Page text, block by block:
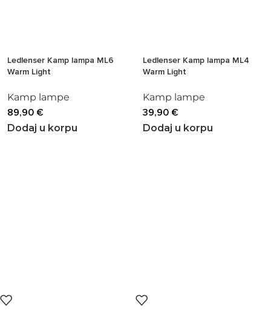
Ledlenser Kamp lampa ML6
Warm Light
Kamp lampe
89,90 €
Dodaj u korpu
Ledlenser Kamp lampa ML4
Warm Light
Kamp lampe
39,90 €
Dodaj u korpu